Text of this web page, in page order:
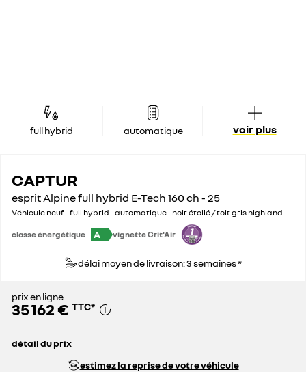
full hybrid automatique voir plus
CAPTUR
esprit Alpine full hybrid E-Tech 160 ch - 25
Véhicule neuf - full hybrid - automatique - noir étoilé / toit gris highland
classe énergétique A vignette Crit'Air
délai moyen de livraison: 3 semaines *
prix en ligne
35 162 € TTC*
détail du prix
remise concessionnaire déduiteestimez la reprise de votre véhicule